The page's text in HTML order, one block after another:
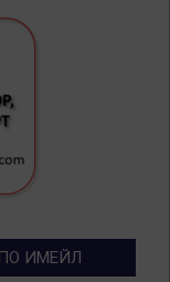
ИМЕЙЛ